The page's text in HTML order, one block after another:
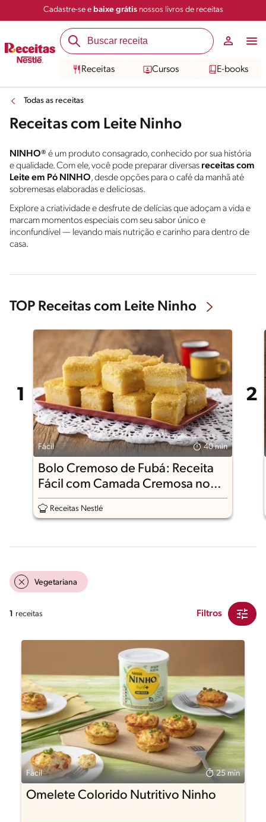
Cadastre-se e baixe grátisnossos livros de receitas
Receitas Cursos E-books
Todas as receitas
Receitas com Leite Ninho
NINHO® é um produto consagrado, conhecido por sua história
e qualidade. Com ele, você pode preparar diversas receitas com
Leite em Pó NINHO, desde opções para o café da manhã até
sobremesas elaboradas e deliciosas.
Explore a criatividade e desfrute de delícias que adoçam a vida e
marcam momentos especiais com seu sabor único e
inconfundível — levando mais nutrição e carinho para dentro de
casa.
TOP Receitas com Leite Ninho
Fácil 40 min
Bolo Cremoso de Fubá: Receita
Fácil com Camada Cremosa no
Meio
Receitas Nestlé
Vegetariana
1 receitas Filtros
Fácil 25 min
Omelete Colorido Nutritivo Ninho